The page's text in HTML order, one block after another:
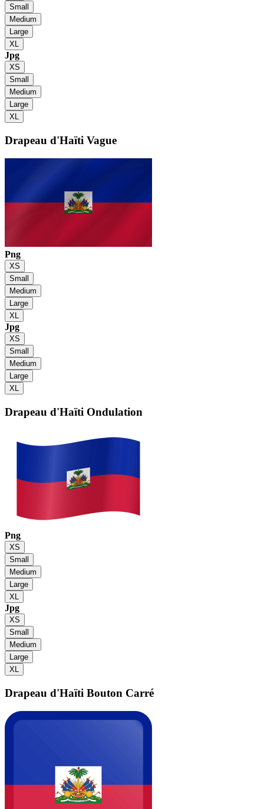
Small
Medium
Large
XL
Jpg
XS
Small
Medium
Large
XL
Drapeau d'Haïti Vague
Png
XS
Small
Medium
Large
XL
Jpg
XS
Small
Medium
Large
XL
Drapeau d'Haïti Ondulation
Png
XS
Small
Medium
Large
XL
Jpg
XS
Small
Medium
Large
XL
Drapeau d'Haïti Bouton Carré